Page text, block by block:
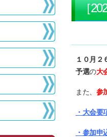
［
１０月２
予選の大
また、 参
・大会要
・参加申